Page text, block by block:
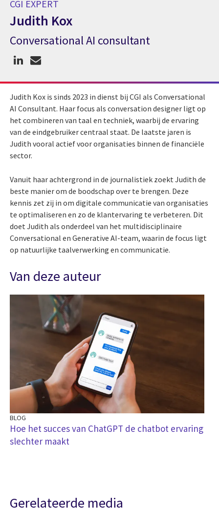
CGI EXPERT
Judith Kox
CGI expert Judith Kox
Conversational AI consultant
Judith Kox is sinds 2023 in dienst bij CGI als Conversational
AI Consultant. Haar focus als conversation designer ligt op
het combineren van taal en techniek, waarbij de ervaring
van de eindgebruiker centraal staat. De laatste jaren is
Judith vooral actief voor organisaties binnen de financiële
sector.
Vanuit haar achtergrond in de journalistiek zoekt Judith de
beste manier om de boodschap over te brengen. Deze
kennis zet zij in om digitale communicatie van organisaties
te optimaliseren en zo de klantervaring te verbeteren. Dit
doet Judith als onderdeel van het multidisciplinaire
Conversational en Generative AI-team, waarin de focus ligt
op natuurlijke taalverwerking en communicatie.
Van deze auteur
BLOG
Hoe het succes van ChatGPT de chatbot ervaring
slechter maakt
Gerelateerde media